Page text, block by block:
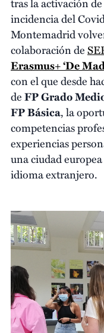
incidencia del
Montemadrid
colaboración de
Erasmus+ ‘De
con el que desde
deFP Grado
FP Básica, la
competencias
experiencias
una ciudad
idioma extranjero.